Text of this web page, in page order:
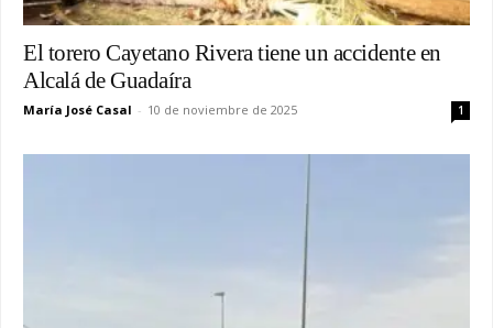
El torero Cayetano Rivera tiene un accidente en
Alcalá de Guadaíra
María José Casal - 10 de noviembre de 2025 1